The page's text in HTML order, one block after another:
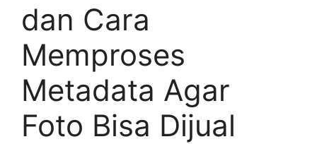
dan Cara
Memproses
Metadata Agar
Foto Bisa Dijual